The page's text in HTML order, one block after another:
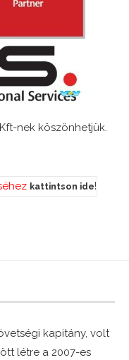
nek köszönhetjük.
kattintson ide!
kapitány, volt
létre a 2007-es